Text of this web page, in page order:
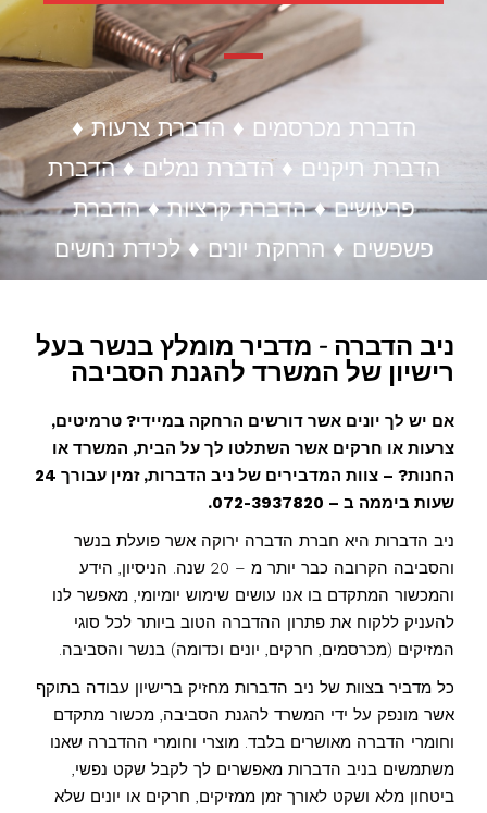
הדברת מכרסמים ♦ הדברת צרעות ♦
הדברת תיקנים ♦ הדברת נמלים ♦ הדברת
פרעושים ♦ הדברת קרציות ♦ הדברת
פשפשים ♦ הרחקת יונים ♦ לכידת נחשים
ניב הדברה - מדביר מומלץ בנשר בעל
רישיון של המשרד להגנת הסביבה
אם יש לך יונים אשר דורשים הרחקה במיידי? טרמיטים,
צרעות או חרקים אשר השתלטו לך על הבית, המשרד או
החנות? – צוות המדבירים של ניב הדברות, זמין עבורך 24
שעות ביממה ב – 072-3937820.
ניב הדברות היא חברת הדברה ירוקה אשר פועלת בנשר
והסביבה הקרובה כבר יותר מ – 20 שנה. הניסיון, הידע
והמכשור המתקדם בו אנו עושים שימוש יומיומי, מאפשר לנו
להעניק ללקוח את פתרון ההדברה הטוב ביותר לכל סוגי
המזיקים (מכרסמים, חרקים, יונים וכדומה) בנשר והסביבה.
כל מדביר בצוות של ניב הדברות מחזיק ברישיון עבודה בתוקף
אשר מונפק על ידי המשרד להגנת הסביבה, מכשור מתקדם
וחומרי הדברה מאושרים בלבד. מוצרי וחומרי ההדברה שאנו
משתמשים בניב הדברות מאפשרים לך לקבל שקט נפשי,
ביטחון מלא ושקט לאורך זמן ממזיקים, חרקים או יונים שלא